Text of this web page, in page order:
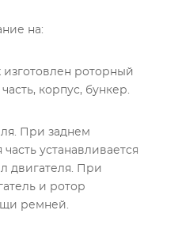
на:
роторный
корпус, бункер.
При заднем
устанавливается
двигателя. При
и ротор
ремней.